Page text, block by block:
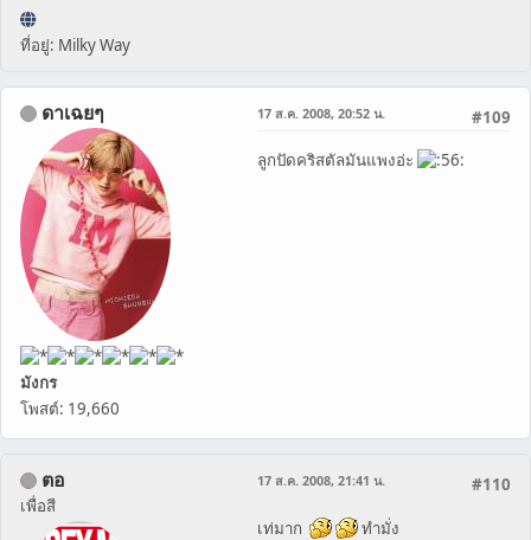
ที่อยู่: Milky Way
ดาเฉยๆ
มังกร
โพสต์: 19,660
#109
17 ส.ค. 2008, 20:52 น.
ลูกปัดคริสตัลมันแพงอ่ะ
ตอ
เพื่อสี
#110
17 ส.ค. 2008, 21:41 น.
เท่มาก ทำมั่ง